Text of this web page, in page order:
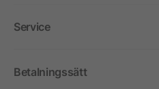
Service
Betalningssätt